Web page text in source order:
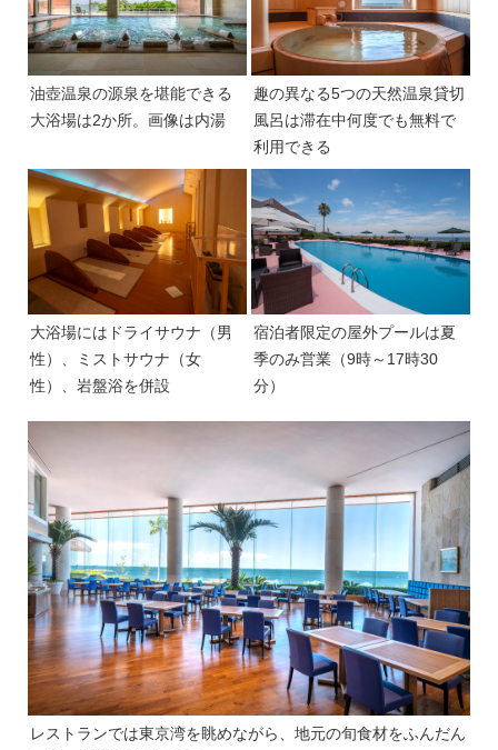
油壺温泉の源泉を堪能できる
大浴場は2か所。画像は内湯
趣の異なる5つの天然温泉貸切
風呂は滞在中何度でも無料で
利用できる
大浴場にはドライサウナ（男
性）、ミストサウナ（女
性）、岩盤浴を併設
宿泊者限定の屋外プールは夏
季のみ営業（9時～17時30
分）
レストランでは東京湾を眺めながら、地元の旬食材をふんだん